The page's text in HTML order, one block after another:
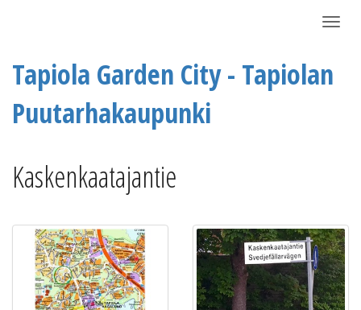
Tapiola Garden City - Tapiolan
Puutarhakaupunki
Kaskenkaatajantie